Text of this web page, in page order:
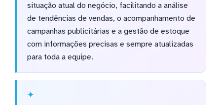
situação atual do negócio, facilitando a análise
de tendências de vendas, o acompanhamento de
campanhas publicitárias e a gestão de estoque
com informações precisas e sempre atualizadas
para toda a equipe.